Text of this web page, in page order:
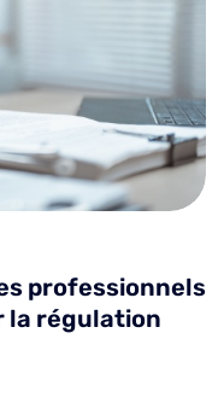
professionnels
la régulation